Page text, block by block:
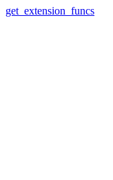
get_extension_funcs